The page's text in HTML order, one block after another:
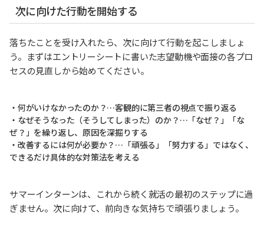
次に向けた行動を開始する
落ちたことを受け入れたら、次に向けて行動を起こしましょ
う。まずはエントリーシートに書いた志望動機や面接の各プロ
セスの見直しから始めてください。
・何がいけなかったのか？…客観的に第三者の視点で振り返る
・なぜそうなった（そうしてしまった）のか？…「なぜ？」「な
ぜ？」を繰り返し、原因を深掘りする
・改善するには何が必要か？…「頑張る」「努力する」ではなく、
できるだけ具体的な対策法を考える
サマーインターンは、これから続く就活の最初のステップに過
ぎません。次に向けて、前向きな気持ちで頑張りましょう。